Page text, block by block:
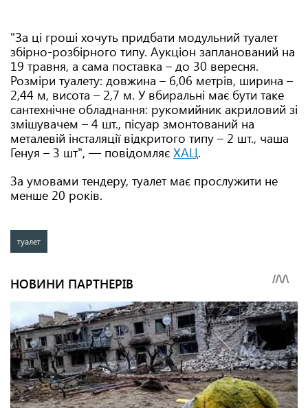
"За ці гроші хочуть придбати модульний туалет
збірно-розбірного типу. Аукціон запланований на
19 травня, а сама поставка – до 30 вересня.
Розміри туалету: довжина – 6,06 метрів, ширина –
2,44 м, висота – 2,7 м. У вбиральні має бути таке
сантехнічне обладнання: рукомийник акриловий зі
змішувачем – 4 шт., пісуар змонтований на
металевій інсталяції відкритого типу – 2 шт., чаша
Генуя – 3 шт", — повідомляє ХАЦ.
За умовами тендеру, туалет має прослужити не
менше 20 років.
туалет